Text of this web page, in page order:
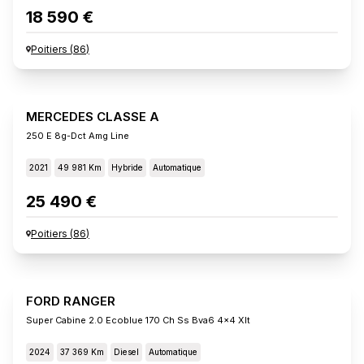
18 590 €
Poitiers (86)
MERCEDES CLASSE A
250 E 8g-Dct Amg Line
2021 49 981 Km Hybride Automatique
25 490 €
Poitiers (86)
FORD RANGER
Super Cabine 2.0 Ecoblue 170 Ch Ss Bva6 4x4 Xlt
2024 37 369 Km Diesel Automatique